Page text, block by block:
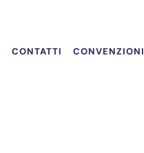
CONTATTI CONVENZIONI